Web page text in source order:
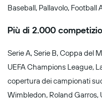
Baseball, Pallavolo, Football
Più di 2.000
Serie A, Serie B, Coppa del
UEFA Champions League,
copertura dei campionati
Wimbledon, Roland Garros,